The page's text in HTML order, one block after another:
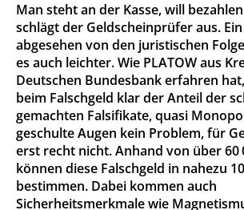
Man steht an der Kasse, will
schlägt der Geldscheinprüfer aus.
abgesehen von den juristischen
es auch leichter. Wie PLATOW aus
Deutschen Bundesbank erfahren
beim Falschgeld klar der Anteil der
gemachten Falsifikate, quasi
geschulte Augen kein Problem, für
erst recht nicht. Anhand von über 60
können diese Falschgeld in nahezu
bestimmen. Dabei kommen auch
Sicherheitsmerkmale wie